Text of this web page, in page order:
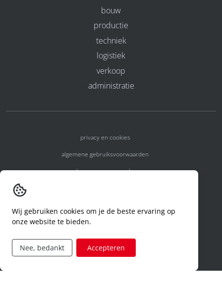
bouw
productie
techniek
logistiek
verkoop
administratie
privacy en cookies
algemene gebruiksvoorwaarden
algemene voorwaarden
code of conduct
aanvraag rechten ivm privacy
Wij gebruiken cookies om je de beste ervaring op
onze website te bieden.
Nee, bedankt Accepteren